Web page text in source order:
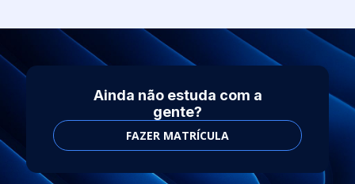
Ainda não estuda com a
gente?
FAZER MATRÍCULA